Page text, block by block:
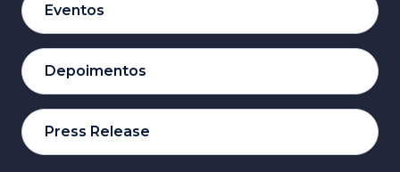
Eventos
Depoimentos
Press Release